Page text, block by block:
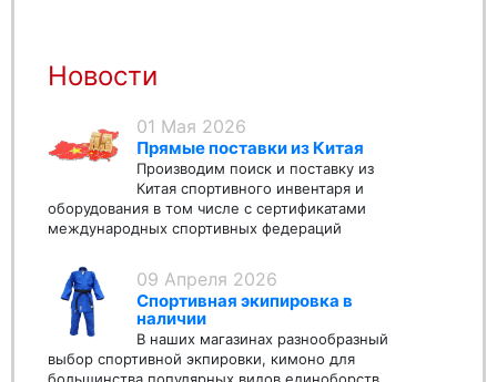
Новости
01 Мая 2026
Прямые поставки из Китая
Производим поиск и поставку из
Китая спортивного инвентаря и
оборудования в том числе с сертификатами
международных спортивных федераций
09 Апреля 2026
Спортивная экипировка в
наличии
В наших магазинах разнообразный
выбор спортивной экпировки, кимоно для